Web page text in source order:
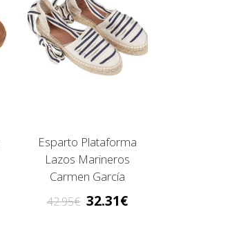
Esparto Plataforma
Lazos Marineros
Carmen García
42.95 32.31